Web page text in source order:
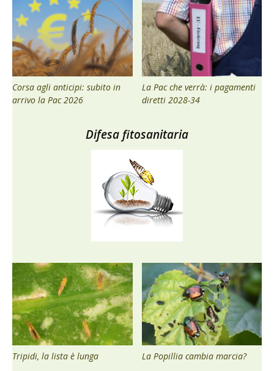
Corsa agli anticipi: subito in
arrivo la Pac 2026
La Pac che verrà: i pagamenti
diretti 2028-34
Difesa fitosanitaria
Tripidi, la lista è lunga La Popillia cambia marcia?